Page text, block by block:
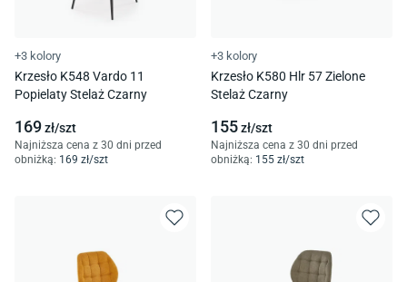
+3 kolory
Krzesło K548 Vardo 11
Popielaty Stelaż Czarny
169zł/szt
Najniższa cena z 30 dni przed
obniżką: 169 zł/szt
+3 kolory
Krzesło K580 Hlr 57 Zielone
Stelaż Czarny
155zł/szt
Najniższa cena z 30 dni przed
obniżką: 155 zł/szt